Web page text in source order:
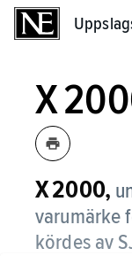
X
X 2000,
varumärke
kördes av